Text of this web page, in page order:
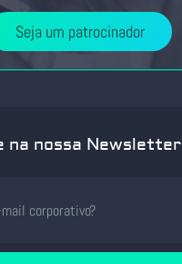
Seja um patrocinador
na nossa Newsletter